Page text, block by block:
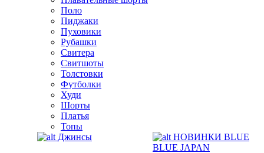
Поло
Пиджаки
Пуховики
Рубашки
Свитера
Свитшоты
Толстовки
Футболки
Худи
Шорты
Платья
Топы
Джинсы
НОВИНКИ BLUE
BLUE JAPAN